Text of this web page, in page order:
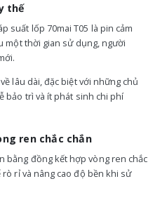
thế
suất lốp 70mai T05 là pin cảm
một thời gian sử dụng, người
lâu dài, đặc biệt với những chủ
bảo trì và ít phát sinh chi phí
ren chắc chắn
bằng đồng kết hợp vòng ren chắc
rỉ và nâng cao độ bền khi sử